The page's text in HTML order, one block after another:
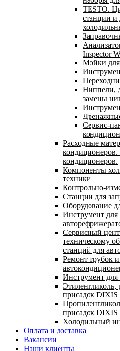
TESTO.
станции и
Inspector
Мойки для
Ниппели,
замены
Сервис-
Расходные
кондиционеров.
Компоненты
техники
Контрольно-
Станции для
Оборудование
Инструмент для
Сервисный
техническому
станций для
Ремонт трубок
Инструмент для
Этиленгликоль,
присадок DIXIS
присадок DIXIS
Холодильный
Оплата и доставка
Вакансии
Наши клиенты